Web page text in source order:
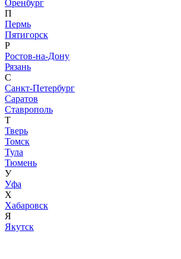
Оренбург
П
Пермь
Пятигорск
Р
Ростов-на-Дону
Рязань
С
Санкт-Петербург
Саратов
Ставрополь
Т
Тверь
Томск
Тула
Тюмень
У
Уфа
Х
Хабаровск
Я
Якутск